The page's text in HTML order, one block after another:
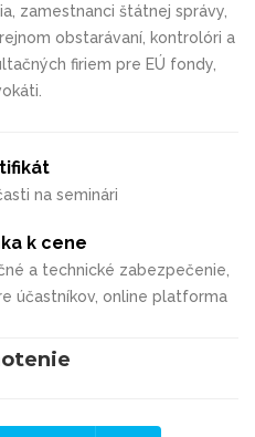
zamestnanci štátnej správy,
obstarávaní, kontrolóri a
firiem pre EÚ fondy,
na seminári
k cene
a technické zabezpečenie,
účastníkov, online platforma